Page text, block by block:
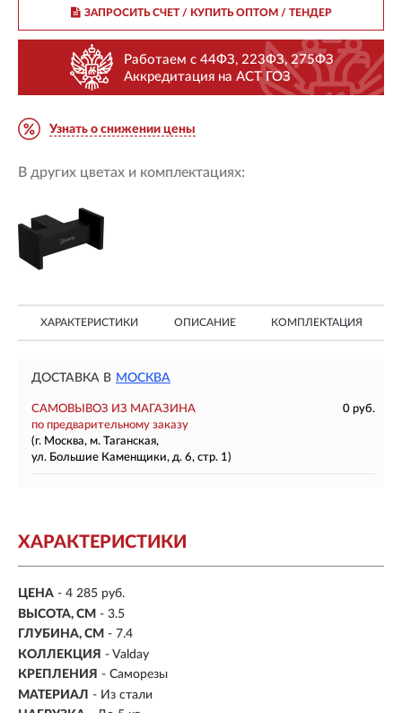
ЗАПРОСИТЬ СЧЕТ / КУПИТЬ ОПТОМ/ ТЕНДЕР
Работаем с 44ФЗ, 223ФЗ, 275ФЗ
Аккредитация на АСТ ГОЗ
Узнать о снижении цены
В других цветах и комплектациях:
ХАРАКТЕРИСТИКИ ОПИСАНИЕ КОМПЛЕКТАЦИЯ
ДОСТАВКА В МОСКВА
САМОВЫВОЗ ИЗ МАГАЗИНА
0 руб.
по предварительному заказу
(г. Москва, м. Таганская,
ул. Большие Каменщики, д. 6, стр. 1)
ХАРАКТЕРИСТИКИ
ЦЕНА - 4 285 руб.
ВЫСОТА, СМ - 3.5
ГЛУБИНА, СМ - 7.4
КОЛЛЕКЦИЯ - Valday
КРЕПЛЕНИЯ - Саморезы
МАТЕРИАЛ - Из стали